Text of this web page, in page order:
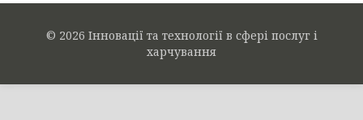
© 2026 Інновації та технології в сфері послуг і
харчування